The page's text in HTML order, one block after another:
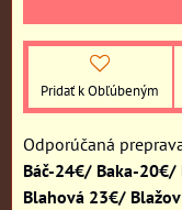
Pridať k Obľúbeným
Báč-24€/ Baka-
Blahová 23€/